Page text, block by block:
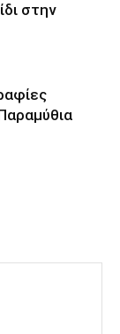
στην